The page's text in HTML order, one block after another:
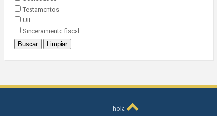
Testamentos
UIF
Sinceramiento fiscal
hola